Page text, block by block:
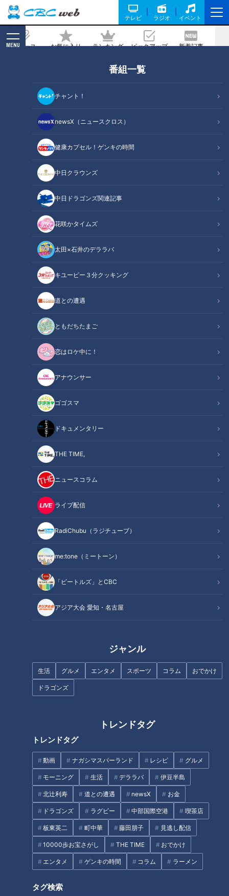
テレビ ラジオ イベント
ニュース お気に入り ランキング ピックアップ 新着記事
MENU
番組一覧
チャント！
newsX（ニュースクロス）
健康カプセル！ゲンキの時間
中日クラウンズ
中日ドラゴンズ関連記事
花咲かタイムズ
太田×石井のデララバ
キユーピー３分クッキング
道との遭遇
ともだちたまご
恋はロケ中に！
アナウンサー
ゴゴスマ
ドキュメンタリー
THE TIME,
ニュースコラム
ライブ配信
RadiChubu（ラジチューブ）
me:tone（ミートーン）
「ビートルズ」とCBC
アジア大会 愛知・名古屋
ジャンル
生活 グルメ エンタメ スポーツ コラム おでかけ
ドラゴンズ
トレンドタグ
トレンドタグ
動画 ナガシマスパーランド レシピ グルメ
モーニング 生活 デララバ 伊豆半島
北辻利寿 道との遭遇 newsX お金
ドラゴンズ ラグビー 中部国際空港 喫茶店
板東英二 町中華 藤田朋子 見逃し配信
10000歩お宝さがし THE TIME おでかけ
エンタメ ゲンキの時間 コラム ラーメン
タグ検索
ピー３分クッキング】
2025/04/24 18:00
CBCテレビ：画像『キユーピー3分クッキング』
キユーピー３分クッキング
レシピ紹介
甘辛い味つけでごはんがすすむごまみそ焼きを、鮭で作りま
す。みそは焦げやすいので、様子を見ながら焼きましょう。
（講師：Kanako先生／キユーピー３分クッキング ）
関連リンク
材料（2人分）
作り方
オススメ関連コンテンツ
材料（2人分）
生鮭 2切れ
みそ 20g
砂糖、マヨネーズ 各大さじ1
すり白ごま 小さじ2
長ねぎ 1/3本(30g)
1 鮭は両面に塩をふり、5分ほどおく。
2 みそ、砂糖を混ぜ合わせ、マヨネーズ、すり白ごまを加え
て混ぜ合わせる。
3 アルミ箔に油を薄くぬり、鮭の水気をふいてのせる。2を
鮭の上面にぬり広げ、アルミ箔ごとオーブントースターに入れ
て焼いて火を通す。
4 長ねぎは斜め薄切り、ピーマンは縦半分に切ってヘタと種